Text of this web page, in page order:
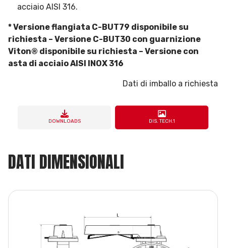
acciaio AISI 316.
* Versione flangiata C-BUT79 disponibile su
richiesta – Versione C-BUT30 con guarnizione
Viton® disponibile su richiesta – Versione con
asta di acciaio AISI INOX 316
Dati di imballo a richiesta
DOWNLOADS DIS. TECH.1
DATI DIMENSIONALI